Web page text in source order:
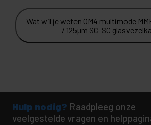
Wat wil je weten OM4 multimode
/ 125µm SC-SC
Hulp nodig? Raadpleeg onze
veelgestelde vragen en